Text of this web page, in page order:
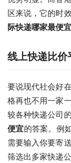
区来说，它的时
际快递哪家最便宜
线上快递比
要说现代社会好
格再也不用一家
较各种快递公司
便宜的答案。例
需要输入你要寄
筛选出多家快递